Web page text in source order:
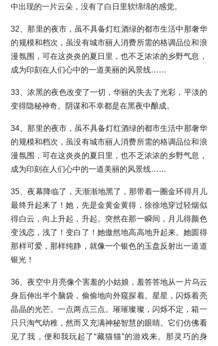
中出现的一片云朵，没有了白日里软绵绵的感觉。
32、那里的夜市，虽不具备灯红酒绿的都市生活中那奢华
的规模和档次，虽没有城市丽人消费所需的格调品位和浪
漫氛围，可在这炎炎的夏日里，也不乏浓浓的乡野气息，
成为印刻在人们心中的一道美丽的风景线……
33、浓黑的夜色改变了一切，华丽的失去了光彩，平淡的
变得隐秘神奇。阴谋和不幸都是在黑夜中酿成。
34、那里的夜市，虽不具备灯红酒绿的都市生活中那奢华
的规模和档次，虽没有城市丽人消费所需的格调品位和浪
漫氛围，可在这炎炎的夏日里，也不乏浓浓的乡野气息，
成为印刻在人们心中的一道美丽的风景线……
35、夜幕降临了，天渐渐地黑了，那带着一圈金环得月儿
最终升起来了！她，先是金黄金黄得，徐徐地穿过轻烟似
得白云，向上升起，升起。突然在那一瞬间，月儿得颜色
变浅恋，浅了！变白了！她傲然地高高地升起来。她圆得
那样可爱，那样纯静，就像一个银色的玉盘反射出一道道
银光！
36、夜空中月亮像个害羞的小姑娘，羞答答地从一片乌云
身后伸出半个脑袋，偷偷地向外窥探着。星星，闪烁着亮
晶晶的光芒。一点两点三点。璀璀璨璨，闪烁不定，箱一
只只淘气幼稚，然而又充满神秘智慧的眼睛。它们仿佛看
见了我，便和我玩起了“藏猫猫”的游戏来。那灵巧的身